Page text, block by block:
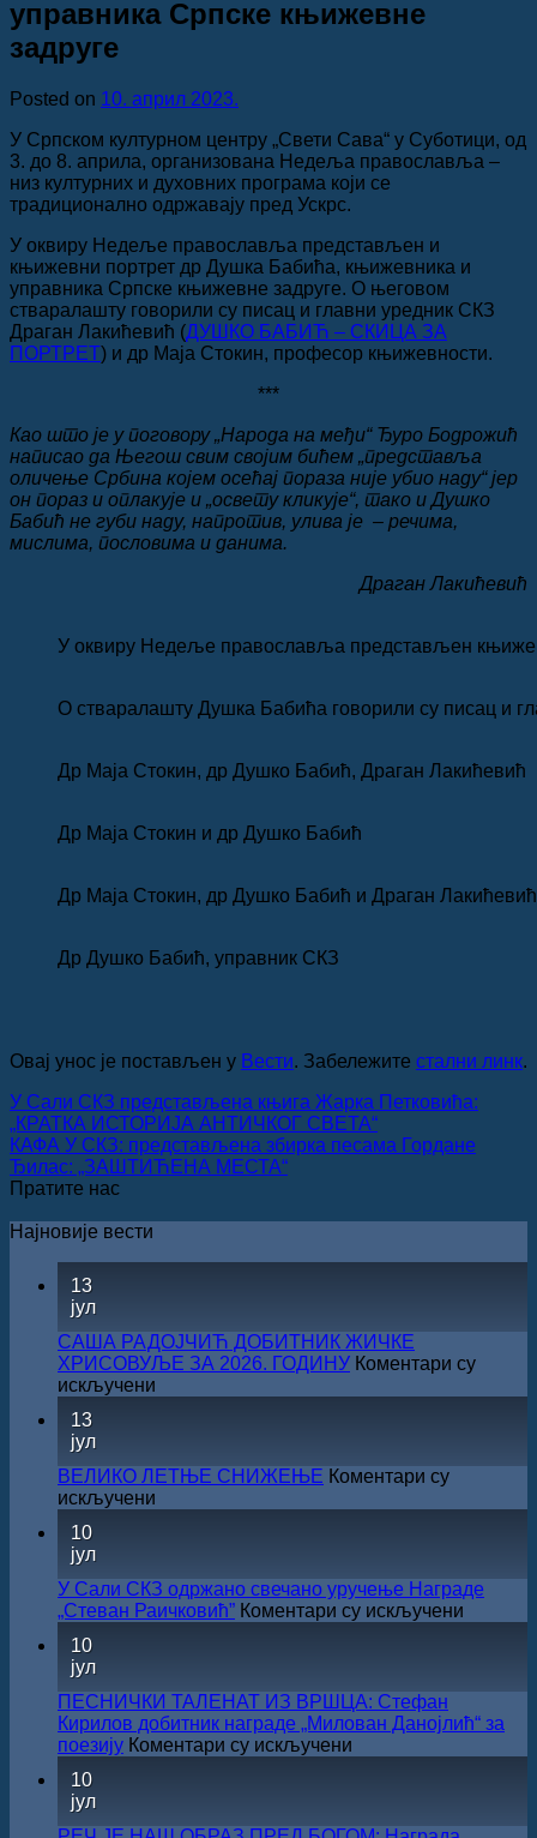
управника Српске књижевне
задруге
Posted on 10. април 2023.
У Српском културном центру „Свети Сава“ у Суботици, од
3. до 8. априла, организована Недеља православља ‒
низ културних и духовних програма који се
традиционално одржавају пред Ускрс.
У оквиру Недеље православља представљен и
књижевни портрет др Душка Бабића, књижевника и
управника Српске књижевне задруге. О његовом
стваралашту говорили су писац и главни уредник СКЗ
Драган Лакићевић (ДУШКО БАБИЋ – СКИЦА ЗА
ПОРТРЕТ) и др Маја Стокин, професор књижевности.
***
Као што је у поговору „Народа на међи“ Ђуро Бодрожић
написао да Његош свим својим бићем „представља
оличење Србина којем осећај пораза није убио наду“ јер
он пораз и оплакује и „освету кликује“, тако и Душко
Бабић не губи наду, напротив, улива је – речима,
мислима, пословима и данима.
Драган Лакићевић
У оквиру Недеље православља представљен
О стваралашту Душка Бабића говорили су писац и
Др Маја Стокин, др Душко Бабић, Драган Лакићевић
Др Маја Стокин и др Душко Бабић
Др Маја Стокин, др Душко Бабић и Драган Лакићевић
Др Душко Бабић, управник СКЗ
Овај унос је постављен у Вести. Забележите стални линк.
У Сали СКЗ представљена књига Жарка Петковића:
„КРАТКА ИСТОРИЈА АНТИЧКОГ СВЕТА“
КАФА У СКЗ: представљена збирка песама Гордане
Ђилас: „ЗАШТИЋЕНА МЕСТА“
Пратите нас
Најновије вести
13
јул
САША РАДОЈЧИЋ ДОБИТНИК ЖИЧКЕ
ХРИСОВУЉЕ ЗА 2026. ГОДИНУ Коментари су
искључени
ЖИЧКЕ
ХРИСОВУЉЕ
ЗА
13
јул
ВЕЛИКО ЛЕТЊЕ СНИЖЕЊЕ Коментари су
искључени
10
јул
У Сали СКЗ одржано свечано уручење Награде
„Стеван Раичковић” Коментари су искључени
свечано
Награде
10
јул
ПЕСНИЧКИ ТАЛЕНАТ ИЗ ВРШЦА: Стефан
Кирилов добитник награде „Милован Данојлић“ за
поезију Коментари су искључени
ВРШЦА:
10
јул